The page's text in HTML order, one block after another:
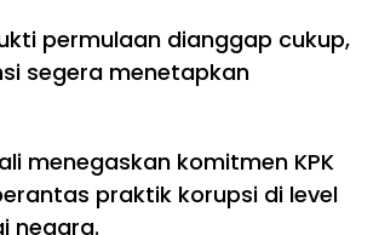
permulaan dianggap cukup,
segera menetapkan
menegaskan komitmen KPK
praktik korupsi di level
negara.